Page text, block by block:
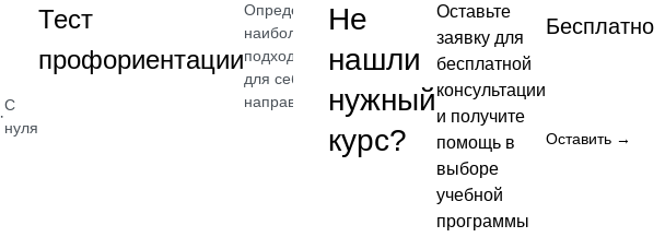
·
С
нуля
Тест
профориентации
Определите
наиболее
подходящее
для себя
направление
Бесплатно
Посмотреть →
Не
нашли
нужный
курс?
Оставьте
заявку для
бесплатной
консультации
и получите
помощь в
выборе
учебной
программы
Бесплатно
Оставить →